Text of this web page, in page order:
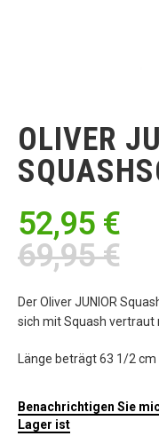
Bildgalerie
springen
OLIVER
52,95 €
69,95 €
Der Oliver JUNIOR
sich mit Squash vertraut
Länge beträgt 63 1/2
Benachrichtigen Sie
Lager ist